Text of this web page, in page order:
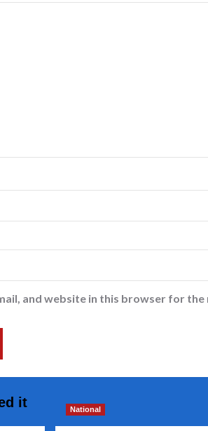
and website in this browser for
it National